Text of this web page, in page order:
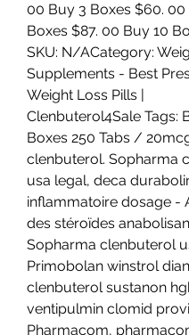
00 Buy 3 Boxes $60. 00
Boxes $87. 00 Buy 10
SKU: N/ACategory:
Supplements - Best
Weight Loss Pills |
Clenbuterol4Sale Tags:
Boxes 250 Tabs /
clenbuterol. Sopharma
usa legal, deca
inflammatoire dosage -
des stéroïdes
Sopharma clenbuterol
Primobolan winstrol
clenbuterol sustanon
ventipulmin clomid
Pharmacom,